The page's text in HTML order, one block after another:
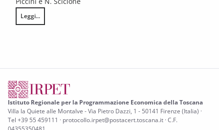
Leggi...
Gli effetti economici della guerra all’Iran sull’economia toscana
Istituto Regionale per la Programmazione Economica della Toscana
Villa la Quiete alle Montalve - Via Pietro Dazzi, 1 - 50141 Firenze (Italia) ·
Tel +39 55 459111 · protocollo.irpet@postacert.toscana.it · C.F.